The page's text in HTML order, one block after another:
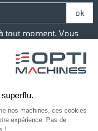
tout moment. Vous